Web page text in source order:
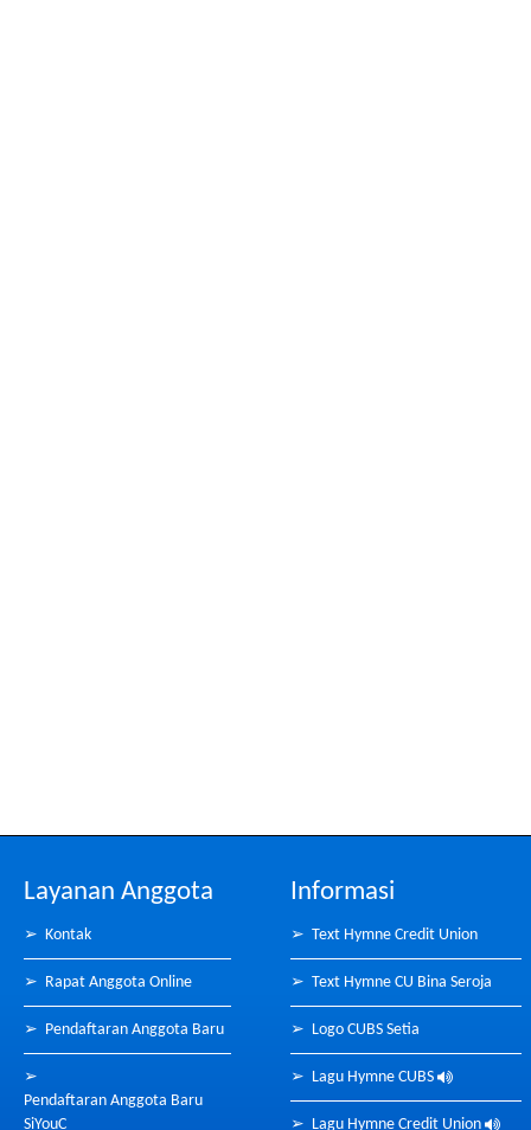
Layanan Anggota
➢ Kontak
➢ Rapat Anggota Online
➢ Pendaftaran Anggota Baru
➢
Pendaftaran Anggota Baru
SiYouC
Informasi
➢ Text Hymne Credit Union
➢ Text Hymne CU Bina Seroja
➢ Logo CUBS Setia
➢ Lagu Hymne CUBS
➢ Lagu Hymne Credit Union